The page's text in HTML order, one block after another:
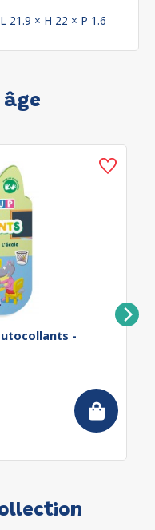
L 21.9 × H 22 × P 1.6
âge
-